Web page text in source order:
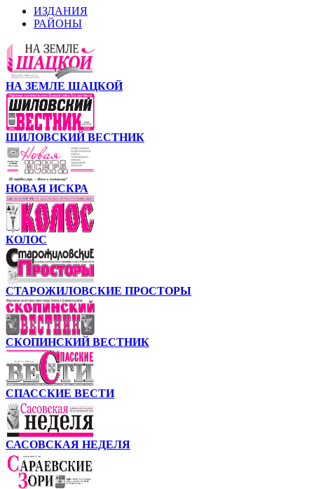
ИЗДАНИЯ
РАЙОНЫ
НА ЗЕМЛЕ ШАЦКОЙ
ШИЛОВСКИЙ ВЕСТНИК
НОВАЯ ИСКРА
КОЛОС
СТАРОЖИЛОВСКИЕ ПРОСТОРЫ
СКОПИНСКИЙ ВЕСТНИК
СПАССКИЕ ВЕСТИ
САСОВСКАЯ НЕДЕЛЯ